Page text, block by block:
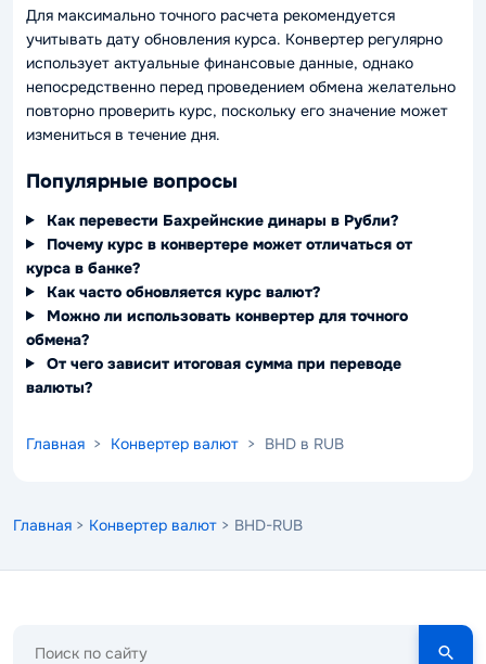
Для максимально точного расчета рекомендуется
учитывать дату обновления курса. Конвертер регулярно
использует актуальные финансовые данные, однако
непосредственно перед проведением обмена желательно
повторно проверить курс, поскольку его значение может
измениться в течение дня.
Популярные вопросы
Как перевести Бахрейнские динары в Рубли?
Почему курс в конвертере может отличаться от
курса в банке?
Как часто обновляется курс валют?
Можно ли использовать конвертер для точного
обмена?
От чего зависит итоговая сумма при переводе
валюты?
Главная > Конвертер валют > BHD в RUB
Главная > Конвертер валют > BHD-RUB